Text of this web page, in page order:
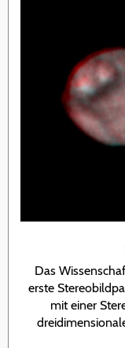
Das
erste
mit einer